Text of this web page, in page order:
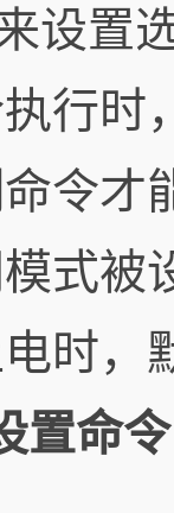
置选
行时
令才
式被
时，
置命令